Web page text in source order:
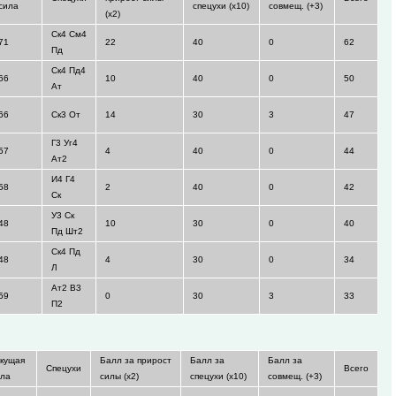
(x2)
спецухи (x10)
совмещ. (+3)
Ск4 См4
Пд
22 40 0 62
Ск4 Пд4
Ат
10 40 0 50
Ск3 От 14 30 3 47
Г3 Уг4
Ат2
4 40 0 44
И4 Г4
Ск
2 40 0 42
У3 Ск
Пд Шт2
10 30 0 40
Ск4 Пд
Л
4 30 0 34
Ат2 В3
П2
0 30 3 33
Спецухи
Балл за прирост
силы (x2)
Балл за
спецухи (x10)
Балл за
совмещ. (+3)
Всего